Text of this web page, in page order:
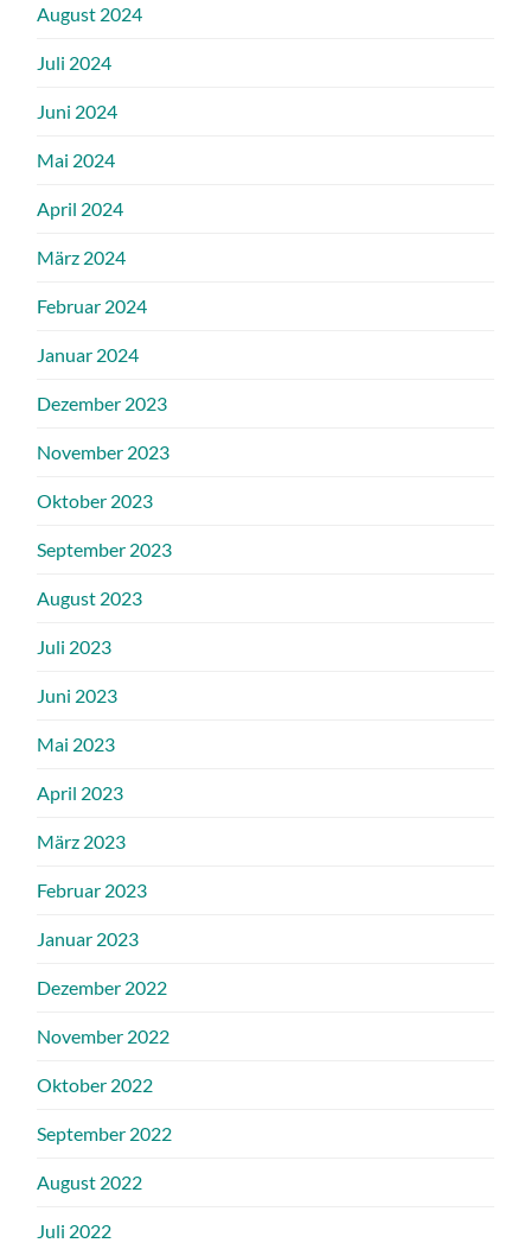
August 2024
Juli 2024
Juni 2024
Mai 2024
April 2024
März 2024
Februar 2024
Januar 2024
Dezember 2023
November 2023
Oktober 2023
September 2023
August 2023
Juli 2023
Juni 2023
Mai 2023
April 2023
März 2023
Februar 2023
Januar 2023
Dezember 2022
November 2022
Oktober 2022
September 2022
August 2022
Juli 2022